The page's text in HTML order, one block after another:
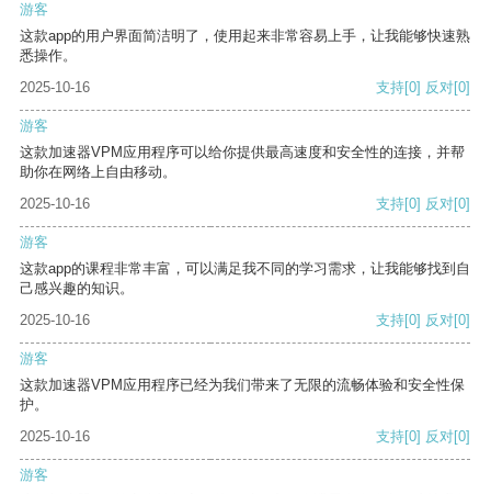
游客
这款app的用户界面简洁明了，使用起来非常容易上手，让我能够快速熟
悉操作。
2025-10-16
支持[0] 反对[0]
游客
这款加速器VPM应用程序可以给你提供最高速度和安全性的连接，并帮
助你在网络上自由移动。
2025-10-16
支持[0] 反对[0]
游客
这款app的课程非常丰富，可以满足我不同的学习需求，让我能够找到自
己感兴趣的知识。
2025-10-16
支持[0] 反对[0]
游客
这款加速器VPM应用程序已经为我们带来了无限的流畅体验和安全性保
护。
2025-10-16
支持[0] 反对[0]
游客